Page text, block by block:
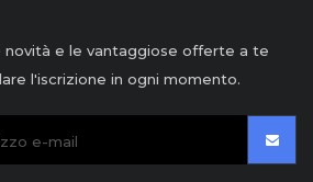
e le vantaggiose offerte a te
l'iscrizione in ogni momento.